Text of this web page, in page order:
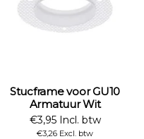
Stucframe voor GU10
Armatuur Wit
€3,95 Incl. btw
€3,26 Excl. btw